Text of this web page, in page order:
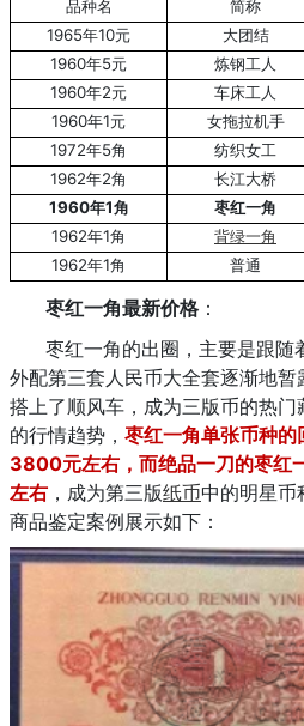
品种名 简称
1965年10元
大团结
1960年5元
炼钢工人
1960年2元
车床工人
1960年1元
女拖拉机手
1972年5角
纺织女工
1962年2角
长江大桥
1960年1角
枣红一角
1962年1角
背绿一角
1962年1角
普通
枣红一角最新价格 ：
枣红一角的出圈，主要是跟随
外配第三套人民币大全套逐渐地
搭上了顺风车，成为三版币的热
的行情趋势， 枣红一角单张币种
3800元左右，而绝品一刀的枣
左右 ，成为第三版纸币中的明星币
商品鉴定案例展示如下：